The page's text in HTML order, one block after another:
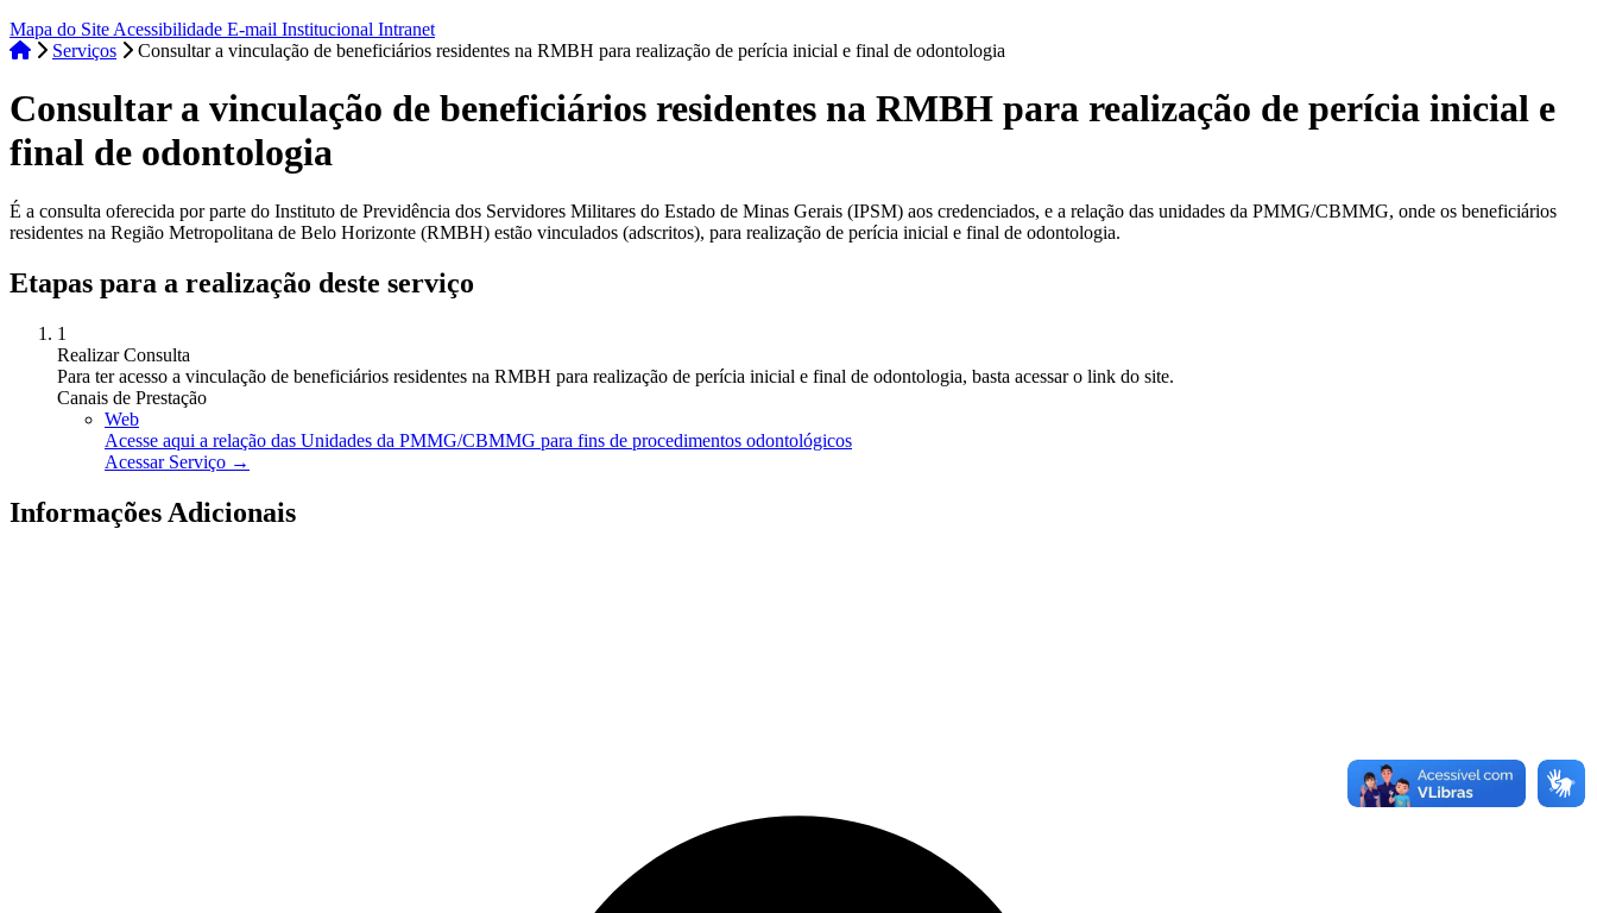
Mapa do Site Acessibilidade E-mail Institucional Intranet
Serviços
Consultar a vinculação de beneficiários residentes na RMBH para realização de perícia inicial e final de odontologia
Consultar a vinculação de beneficiários residentes na RMBH para realização de perícia inicial e
final de odontologia
É a consulta oferecida por parte do Instituto de Previdência dos Servidores Militares do Estado de Minas Gerais (IPSM) aos credenciados, e a relação das unidades da PMMG/CBMMG, onde os beneficiários
residentes na Região Metropolitana de Belo Horizonte (RMBH) estão vinculados (adscritos), para realização de perícia inicial e final de odontologia.
Etapas para a realização deste serviço
1
Realizar Consulta
Para ter acesso a vinculação de beneficiários residentes na RMBH para realização de perícia inicial e final de odontologia, basta acessar o link do site.
Canais de Prestação
Web
Acesse aqui a relação das Unidades da PMMG/CBMMG para fins de procedimentos odontológicos
Acessar Serviço →
Informações Adicionais